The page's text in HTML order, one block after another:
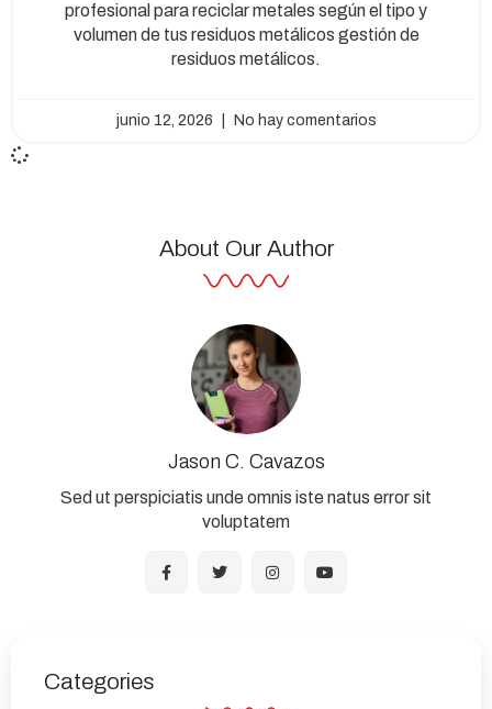
profesional para reciclar metales según el tipo y
volumen de tus residuos metálicos gestión de
residuos metálicos.
junio 12, 2026 No hay comentarios
About Our Author
Jason C. Cavazos
Sed ut perspiciatis unde omnis iste natus error sit
voluptatem
Categories